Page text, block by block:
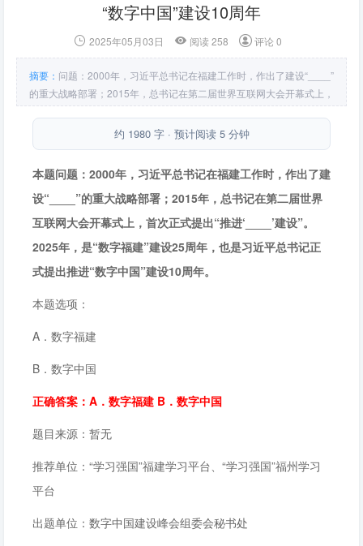
“数字中国”建设10周年
2025年05月03日 阅读 258 评论 0
摘要： 问题：2000年，习近平总书记在福建工作时，作出了建设“____”
的重大战略部署；2015年，总书记在第二届世界互联网大会开幕式上，
首次正式提出“推进‘____’建设”。2025年，是“数字福建”建设25周年，
也是习近平总书记正式提出推进“数字中国”建设10周年。答案：A．数
字福建 B．数字中国。
约 1980 字 · 预计阅读 5 分钟
本题问题：2000年，习近平总书记在福建工作时，作出了建
设“____”的重大战略部署；2015年，总书记在第二届世界
互联网大会开幕式上，首次正式提出“推进‘____’建设”。
2025年，是“数字福建”建设25周年，也是习近平总书记正
式提出推进“数字中国”建设10周年。
本题选项：
A．数字福建
B．数字中国
正确答案：A．数字福建 B．数字中国
题目来源：暂无
推荐单位：“学习强国”福建学习平台、“学习强国”福州学习
平台
出题单位：数字中国建设峰会组委会秘书处